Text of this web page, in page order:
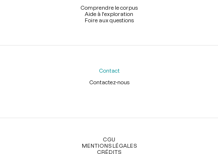
Comprendre le corpus
Aide à l'exploration
Foire aux questions
Contact
Contactez-nous
Légal
CGU
MENTIONS LÉGALES
CRÉDITS